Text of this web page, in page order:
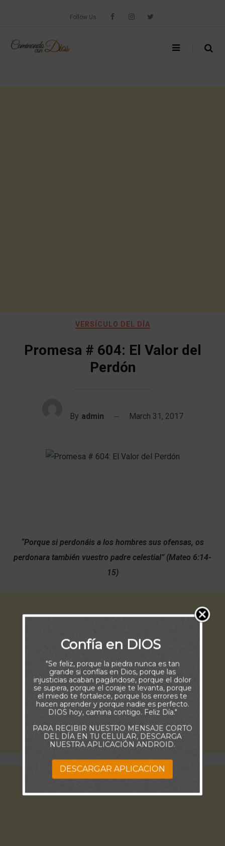
Follow Us
VERSÍCULO DEL DÍA
Promesa # 604: El Valor del
Perdón
By admin March 31, 2017
“Porque si perdonáis a los hombres sus ofensas, os
perdonara también vuestro padre celestial” (Mateo 6:14-
15)
Confía en DIOS
"Se feliz, porque la piedra nunca es tan
grande si confías en Dios, porque las
injusticias acaban pagándose, porque el dolor
se supera, porque el coraje te levanta, porque
el miedo te fortalece, porque los errores te
hacen aprender y porque nadie es perfecto.
DIOS hoy, camina contigo. Feliz Día."
PARA RECIBIR NUESTRO MENSAJE CORTO
DEL DÍA EN TU CELULAR, DESCARGA
NUESTRA APLICACIÓN ANDROID.
DESCARGAR APLICACION